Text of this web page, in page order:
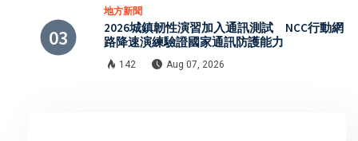
地方新聞
2026城鎮韌性演習加入通訊測試 NCC行動網
路降速演練驗證國家通訊防護能力
142 Aug 07, 2026